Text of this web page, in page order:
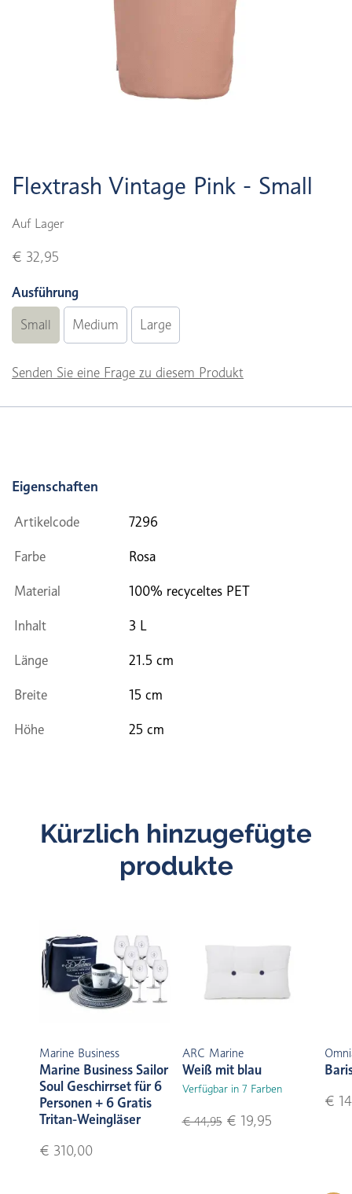
Flextrash Vintage Pink - Small
Auf Lager
€ 32,95
Ausführung
Small Medium Large
Senden Sie eine Frage zu diesem Produkt
Eigenschaften
Artikelcode 7296
Farbe Rosa
Material 100% recyceltes PET
Inhalt 3 L
Länge 21.5 cm
Breite 15 cm
Höhe 25 cm
Kürzlich hinzugefügte
produkte
Marine Business
Marine Business Sailor
Soul Geschirrset für 6
Personen + 6 Gratis
Tritan-Weingläser
€ 310,00
ARC Marine
Weiß mit blau
Verfügbar in 7 Farben
€ 44,95€ 19,95
€